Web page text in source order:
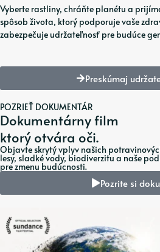
Vyberte rastliny, chráňte planétu a
spôsob života, ktorý podporuje vaše
zabezpečuje udržateľnosť pre budúce
Preskúmaj
POZRIEŤ DOKUMENTÁR
Dokumentárny film
ktorý otvára oči.
Objavte skrytý vplyv našich
lesy, sladké vody, biodiverzitu a naše
pre zmenu budúcnosti.
Pozrite si